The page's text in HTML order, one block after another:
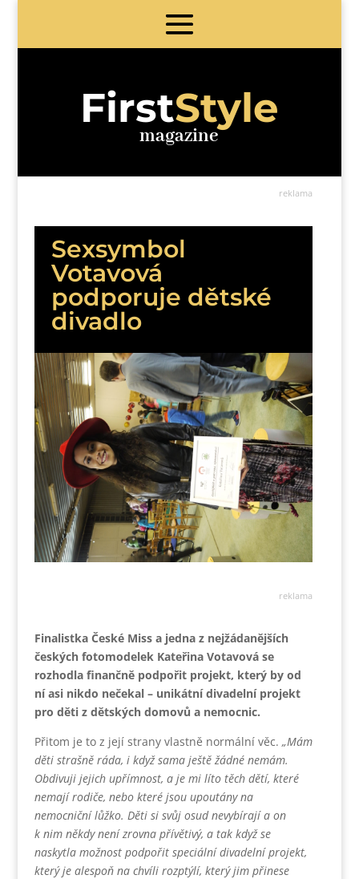
FirstStyle
magazine
reklama
Sexsymbol
Votavová
podporuje dětské
divadlo
reklama
Finalistka České Miss a jedna z nejžádanějších
českých fotomodelek Kateřina Votavová se
rozhodla finančně podpořit projekt, který by od
ní asi nikdo nečekal – unikátní divadelní projekt
pro děti z dětských domovů a nemocnic.
Přitom je to z její strany vlastně normální věc. „Mám
děti strašně ráda, i když sama ještě žádné nemám.
Obdivuji jejich upřímnost, a je mi líto těch dětí, které
nemají rodiče, nebo které jsou upoutány na
nemocniční lůžko. Děti si svůj osud nevybírají a on
k nim někdy není zrovna přívětivý, a tak když se
naskytla možnost podpořit speciální divadelní projekt,
který je alespoň na chvíli rozptýlí, který jim přinese